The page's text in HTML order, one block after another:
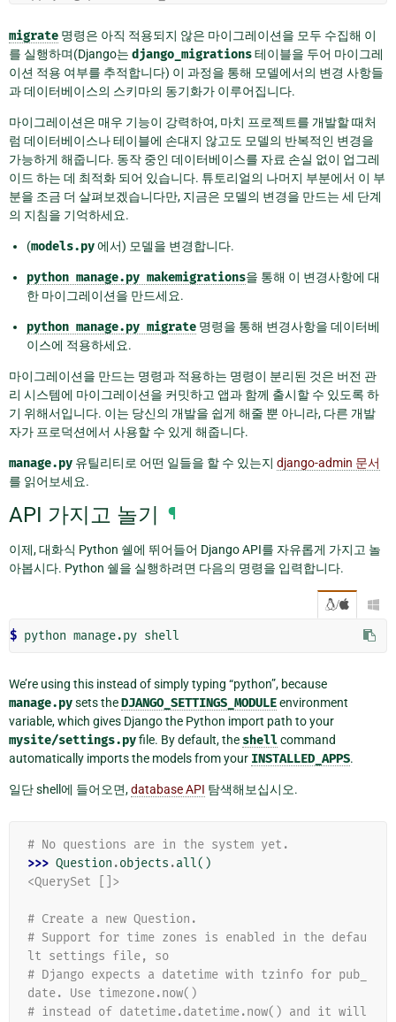
migrate 명령은 아직 적용되지 않은 마이그레이션을 모두 수집해 이
를 실행하며(Django는 django_migrations테이블을 두어 마이그레
이션 적용 여부를 추적합니다) 이 과정을 통해 모델에서의 변경 사항들
과 데이터베이스의 스키마의 동기화가 이루어집니다.
마이그레이션은 매우 기능이 강력하여, 마치 프로젝트를 개발할 때처
럼 데이터베이스나 테이블에 손대지 않고도 모델의 반복적인 변경을
가능하게 해줍니다. 동작 중인 데이터베이스를 자료 손실 없이 업그레
이드 하는 데 최적화 되어 있습니다. 튜토리얼의 나머지 부분에서 이 부
분을 조금 더 살펴보겠습니다만, 지금은 모델의 변경을 만드는 세 단계
의 지침을 기억하세요.
(models.py에서) 모델을 변경합니다.
python manage.py makemigrations을 통해 이 변경사항에 대
한 마이그레이션을 만드세요.
python manage.py migrate 명령을 통해 변경사항을 데이터베
이스에 적용하세요.
마이그레이션을 만드는 명령과 적용하는 명령이 분리된 것은 버전 관
리 시스템에 마이그레이션을 커밋하고 앱과 함께 출시할 수 있도록 하
기 위해서입니다. 이는 당신의 개발을 쉽게 해줄 뿐 아니라, 다른 개발
자가 프로덕션에서 사용할 수 있게 해줍니다.
manage.py 유틸리티로 어떤 일들을 할 수 있는지 django-admin 문서
를 읽어보세요.
API 가지고 놀기 ¶
이제, 대화식 Python 쉘에 뛰어들어 Django API를 자유롭게 가지고 놀
아봅시다. Python 쉘을 실행하려면 다음의 명령을 입력합니다.
/ 
$ python manage.py
We’re using this instead of simply typing “python”, because
manage.pysets theDJANGO_SETTINGS_MODULEenvironment
variable, which gives Django the Python import path to your
mysite/settings.pyfile. By default, the shellcommand
automatically imports the models from your INSTALLED_APPS.
일단 shell에 들어오면,database API 탐색해보십시오.
# No questions are in the system yet.
>>> Question .objects .all()
<QuerySet []>
# Create a new Question.
# Support for time zones is enabled in the defau
lt settings file, so
# Django expects a datetime with tzinfo for pub_
date. Use timezone.now()
# instead of datetime.datetime.now() and it will